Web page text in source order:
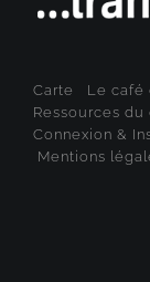
Carte Le café
Ressources du
Connexion &
Mentions